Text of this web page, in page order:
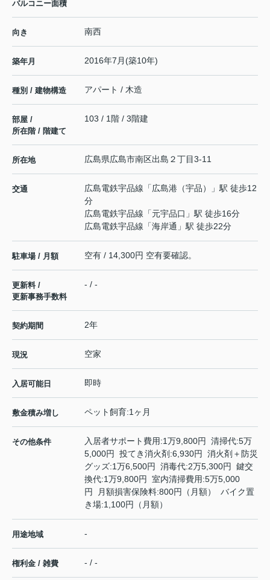
バルコニー面積
向き 南西
築年月 2016年7月(築10年)
種別 / 建物構造 アパート / 木造
部屋 /
所在階 / 階建て
103 / 1階 / 3階建
所在地 広島県広島市南区出島 ２丁目3-11
交通 広島電鉄宇品線 「広島港（宇品）
」駅 徒歩12
分
広島電鉄宇品線 「元宇品口 」駅 徒歩16分
広島電鉄宇品線 「海岸通 」駅 徒歩22分
駐車場 / 月額 空有 / 14,300円 空有要確認。
更新料 /
更新事務手数料
- / -
契約期間 2年
現況 空家
入居可能日 即時
敷金積み増し ペット飼育:1ヶ月
その他条件
入居者サポート費用:1万9,800円 清掃代:5万
5,000円 投てき消火剤:6,930円 消火剤＋防災
グッズ:1万6,500円 消毒代:2万5,300円 鍵交
換代:1万9,800円 室内清掃費用:5万5,000
円 月額損害保険料:800円（月額） バイク置
き場:1,100円（月額）
用途地域 -
権利金 / 雑費 - / -